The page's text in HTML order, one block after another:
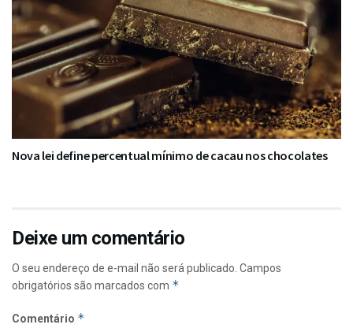
Nova lei define percentual mínimo de cacau nos chocolates
Deixe um comentário
O seu endereço de e-mail não será publicado. Campos
obrigatórios são marcados com *
Comentário *